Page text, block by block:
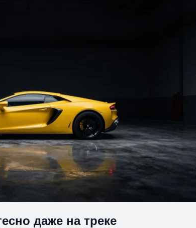
даже на треке